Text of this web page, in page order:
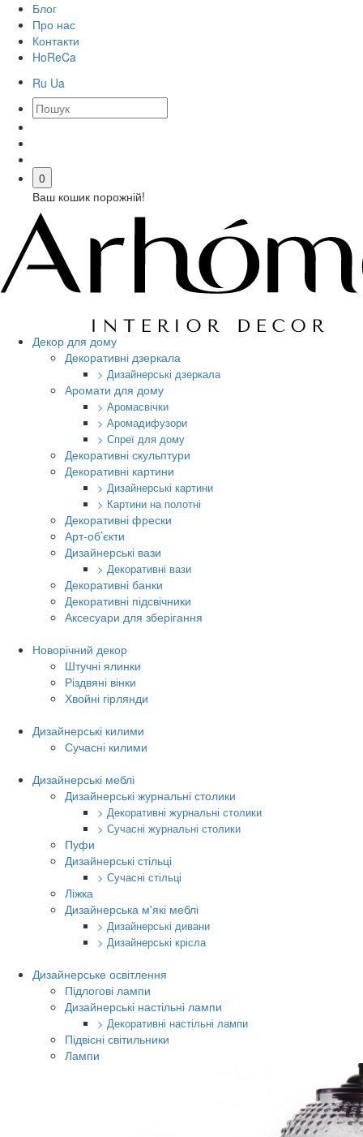
Блог
Про нас
Контакти
HoReCa
Ru Ua
0
Ваш кошик порожній!
Декор для дому
Декоративні дзеркала
> Дизайнерські дзеркала
Аромати для дому
> Аромасвічки
> Аромадифузори
> Спреї для дому
Декоративні скульптури
Декоративні картини
> Дизайнерські картини
> Картини на полотні
Декоративні фрески
Арт-об’єкти
Дизайнерські вази
> Декоративні вази
Декоративні банки
Декоративні підсвічники
Аксесуари для зберігання
Новорічний декор
Штучні ялинки
Різдвяні вінки
Хвойні гірлянди
Дизайнерські килими
Сучасні килими
Дизайнерські меблі
Дизайнерські журнальні столики
> Декоративні журнальні столики
> Сучасні журнальні столики
Пуфи
Дизайнерські стільці
> Сучасні стільці
Ліжка
Дизайнерська м'які меблі
> Дизайнерські дивани
> Дизайнерські крісла
Дизайнерське освітлення
Підлогові лампи
Дизайнерські настільні лампи
> Декоративні настільні лампи
Підвісні світильники
Лампи